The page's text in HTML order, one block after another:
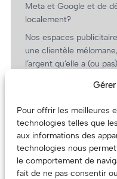
Pour offrir les meilleures
technologies telles que
aux informations des
technologies nous
le comportement de
fait de ne pas consentir
Meta et Google et de
localement?
Nos espaces
une clientèle
l’argent qu’elle a (ou
revient.
(Oui, on va avoir des
artistes!)